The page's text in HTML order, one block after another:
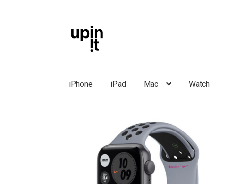
navigeerimisele
sisu
iPhone iPad Mac Watch